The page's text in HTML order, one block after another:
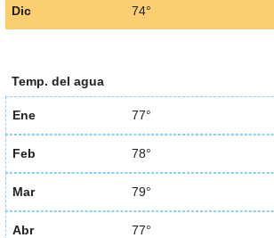
Dic 74°
Temp. del agua
Ene 77°
Feb 78°
Mar 79°
Abr 77°